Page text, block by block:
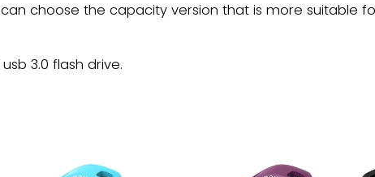
choose the capacity version that is more suitable
3.0 flash drive.